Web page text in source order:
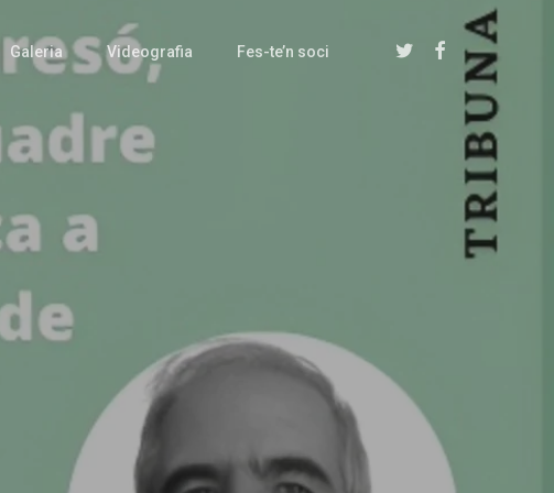
Galeria Videografia Fes-te’n soci twitter facebook